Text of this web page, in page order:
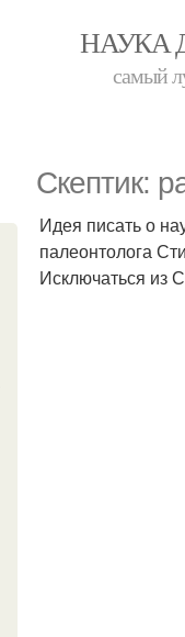
НАУКА
самый
Скептик:
Идея писать о
палеонтолога
Исключаться из